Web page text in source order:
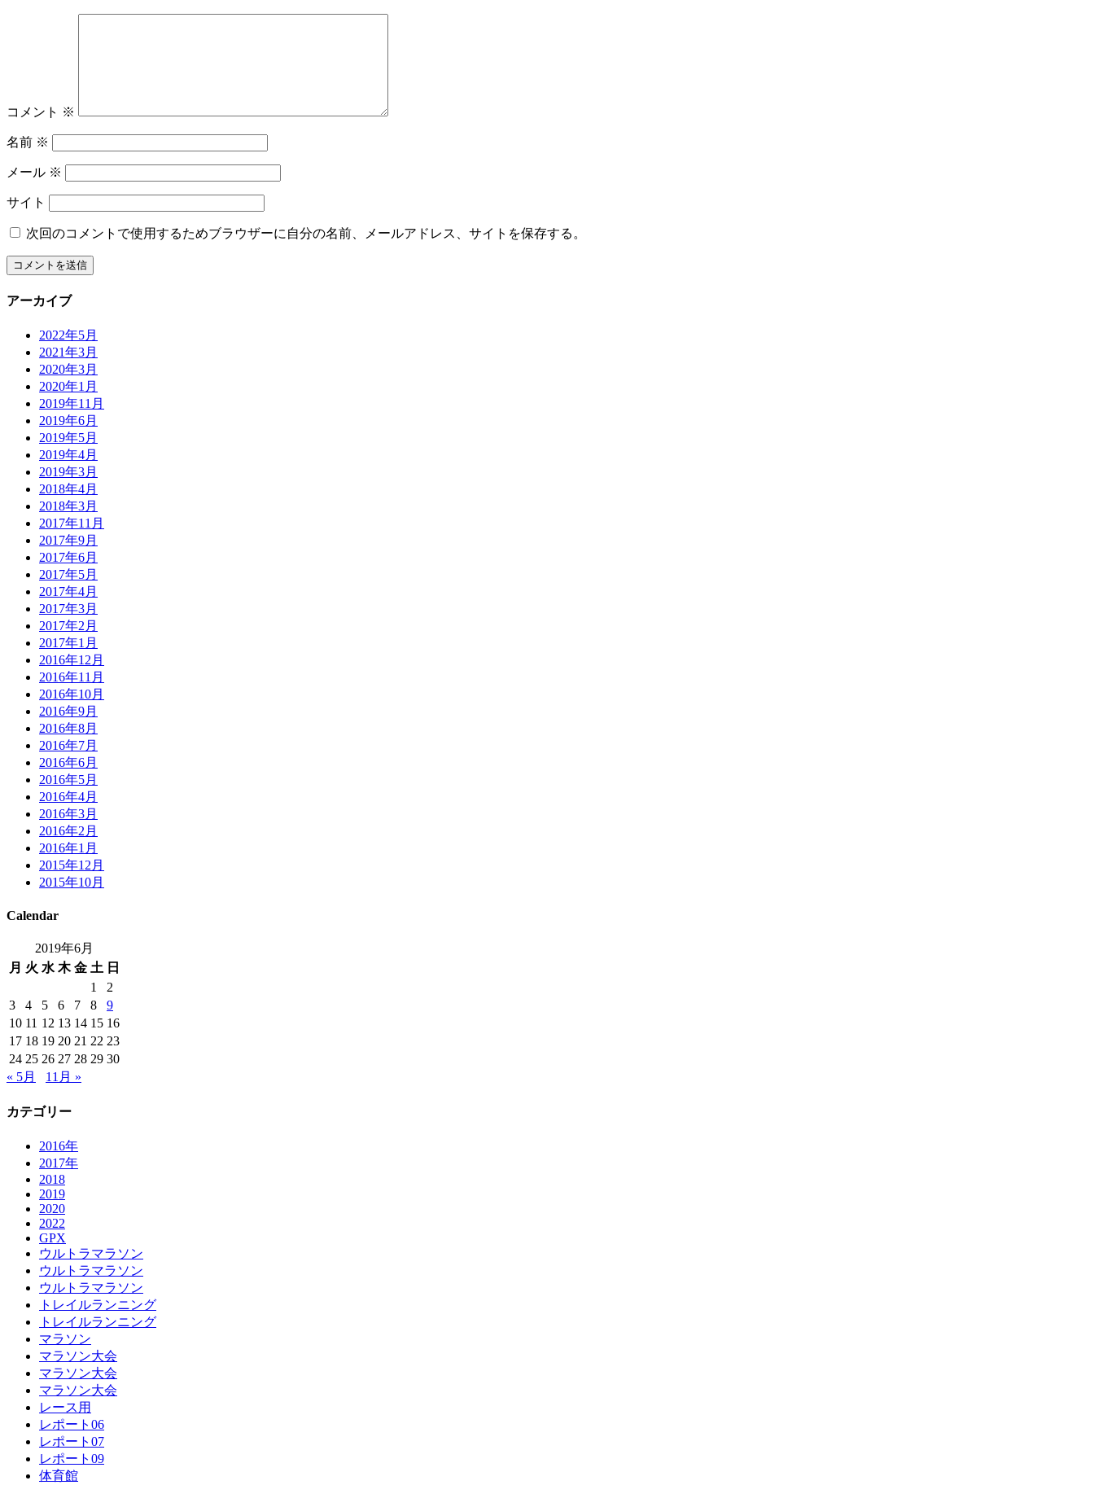
コメント ※
名前 ※
メール ※
サイト
次回のコメントで使用するためブラウザーに自分の名前、メールアドレス、サイトを保存する。
アーカイブ
2022年5月
2021年3月
2020年3月
2020年1月
2019年11月
2019年6月
2019年5月
2019年4月
2019年3月
2018年4月
2018年3月
2017年11月
2017年9月
2017年6月
2017年5月
2017年4月
2017年3月
2017年2月
2017年1月
2016年12月
2016年11月
2016年10月
2016年9月
2016年8月
2016年7月
2016年6月
2016年5月
2016年4月
2016年3月
2016年2月
2016年1月
2015年12月
2015年10月
Calendar
2019年6月
月 火 水 木 金 土 日
1
2
3
4 5 6 7 8
9
10 11 12 13 14 15 16
17 18 19 20 21 22 23
24 25 26 27 28 29 30
« 5月
11月 »
カテゴリー
2016年
2017年
2018
2019
2020
2022
GPX
ウルトラマラソン
ウルトラマラソン
ウルトラマラソン
トレイルランニング
トレイルランニング
マラソン
マラソン大会
マラソン大会
マラソン大会
レース用
レポート06
レポート07
レポート09
体育館